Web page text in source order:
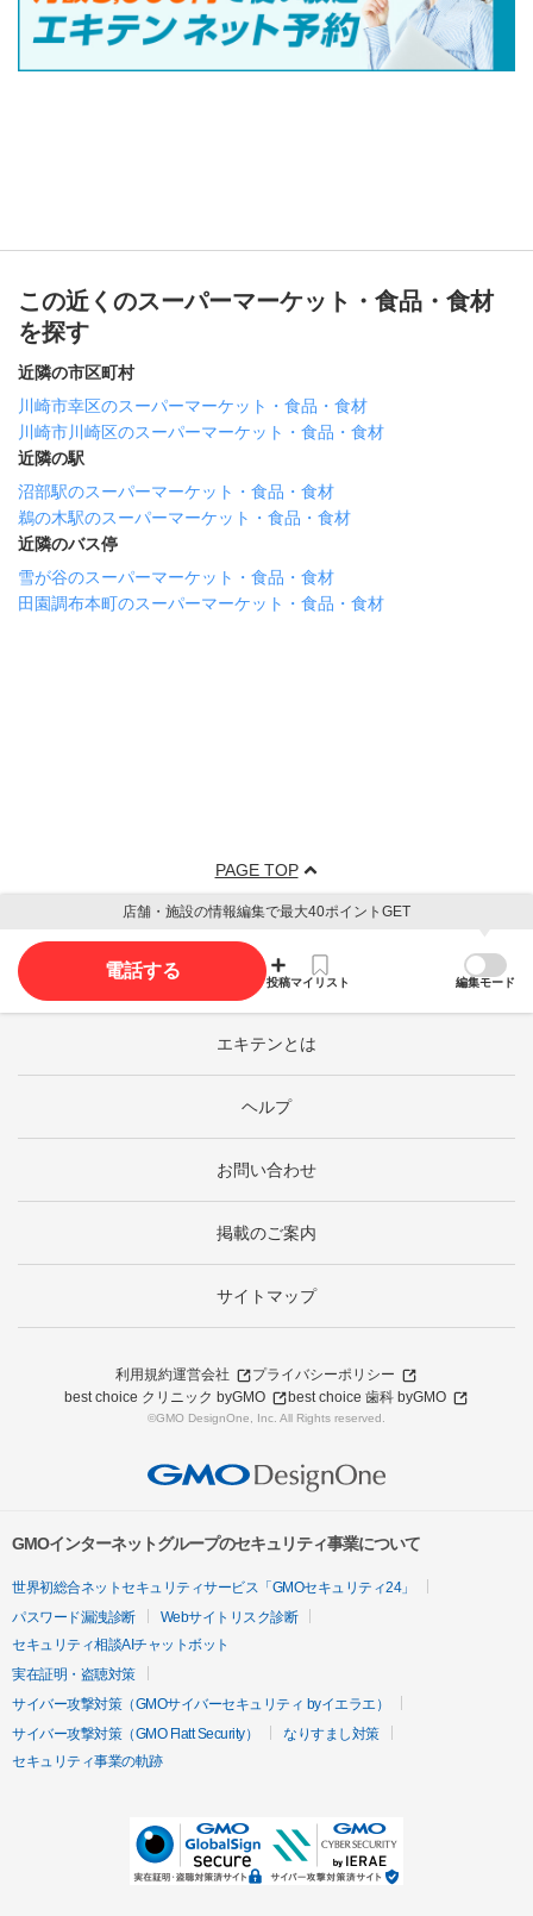
この近くのスーパーマーケット・食品・食材
を探す
近隣の市区町村
川崎市幸区のスーパーマーケット・食品・食材
川崎市川崎区のスーパーマーケット・食品・食材
近隣の駅
沼部駅のスーパーマーケット・食品・食材
鵜の木駅のスーパーマーケット・食品・食材
近隣のバス停
雪が谷のスーパーマーケット・食品・食材
田園調布本町のスーパーマーケット・食品・食材
PAGE TOP
店舗・施設の情報編集で最大40ポイントGET
電話する
投稿マイリスト 編集モード
エキテンとは
ヘルプ
お問い合わせ
掲載のご案内
サイトマップ
利用規約運営会社
プライバシーポリシー
best choice クリニック byGMO
best choice 歯科 byGMO
©GMO DesignOne, Inc. All Rights reserved.
GMOインターネットグループのセキュリティ事業について
世界初総合ネットセキュリティサービス「GMOセキュリティ24」
パスワード漏洩診断
Webサイトリスク診断
セキュリティ相談AIチャットボット
実在証明・盗聴対策
サイバー攻撃対策（GMOサイバーセキュリティ byイエラエ）
サイバー攻撃対策（GMO Flatt Security）
なりすまし対策
セキュリティ事業の軌跡